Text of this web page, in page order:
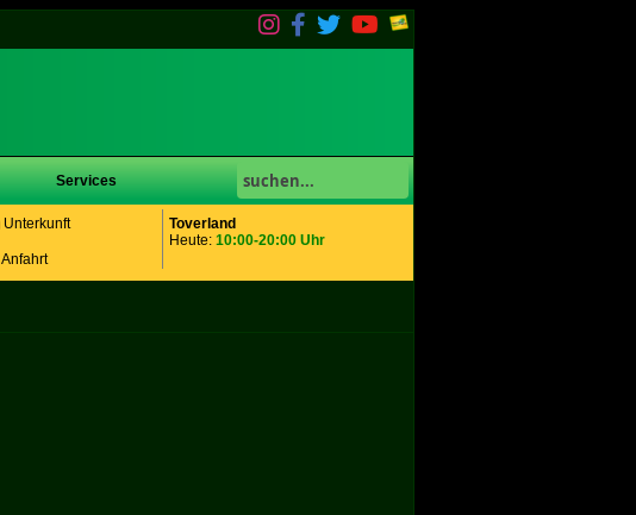
Services
Toverland
Heute: 10:00-20:00 Uhr
Unterkunft
Anfahrt